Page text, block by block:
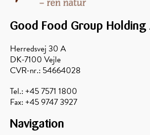
Good Food Group Holding
Herredsvej 30 A
DK-7100 Vejle
CVR-nr.: 54664028
Tel.: +45 7571 1800
Fax: +45 9747 3927
Navigation